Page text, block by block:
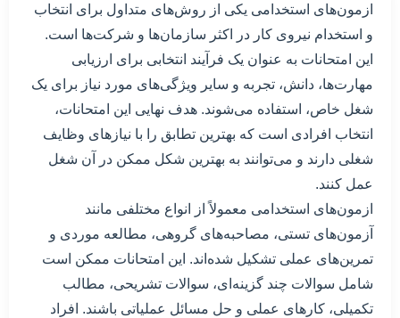
ازمون‌های استخدامی یکی از روش‌های متداول برای انتخاب
و استخدام نیروی کار در اکثر سازمان‌ها و شرکت‌ها است.
این امتحانات به عنوان یک فرآیند انتخابی برای ارزیابی
مهارت‌ها، دانش، تجربه و سایر ویژگی‌های مورد نیاز برای یک
شغل خاص، استفاده می‌شوند. هدف نهایی این امتحانات،
انتخاب افرادی است که بهترین تطابق را با نیازهای وظایف
شغلی دارند و می‌توانند به بهترین شکل ممکن در آن شغل
عمل کنند.
ازمون‌های استخدامی معمولاً از انواع مختلفی مانند
آزمون‌های تستی، مصاحبه‌های گروهی، مطالعه موردی و
تمرین‌های عملی تشکیل شده‌اند. این امتحانات ممکن است
شامل سوالات چند گزینه‌ای، سوالات تشریحی، مطالب
تکمیلی، کارهای عملی و حل مسائل عملیاتی باشند. افراد